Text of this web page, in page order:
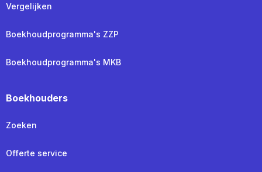
Vergelijken
Boekhoudprogramma's ZZP
Boekhoudprogramma's MKB
Boekhouders
Zoeken
Offerte service